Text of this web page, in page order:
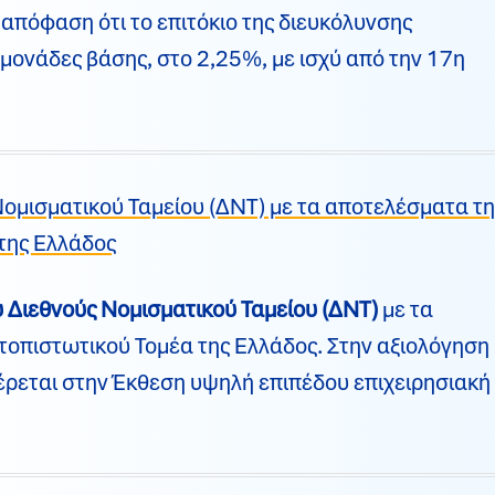
ότι το επιτόκιο της διευκόλυνσης
βάσης, στο 2,25%, με ισχύ από την 17η
Ταμείου (ΔΝΤ) με τα αποτελέσματα
Ελλάδος
Νομισματικού Ταμείου (ΔΝΤ)με τα
Τομέα της Ελλάδος. Στην αξιολόγηση
στην Έκθεση υψηλή επιπέδου επιχειρησιακή